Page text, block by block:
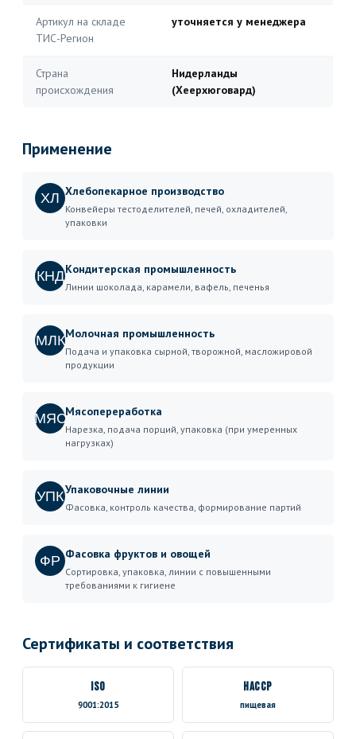
Артикул на складе
ТИС-Регион
уточняется у менеджера
Страна
происхождения
Нидерланды
(Хеерхюговард)
Применение
ХЛ Хлебопекарное производство
Конвейеры тестоделителей, печей, охладителей,
упаковки
КНДКондитерская промышленность
Линии шоколада, карамели, вафель, печенья
МЛКМолочная промышленность
Подача и упаковка сырной, творожной, масложировой
продукции
МЯСМясопереработка
Нарезка, подача порций, упаковка (при умеренных
нагрузках)
УПКУпаковочные линии
Фасовка, контроль качества, формирование партий
ФР Фасовка фруктов и овощей
Сортировка, упаковка, линии с повышенными
требованиями к гигиене
Сертификаты и соответствия
ISO
9001:2015
HACCP
пищевая